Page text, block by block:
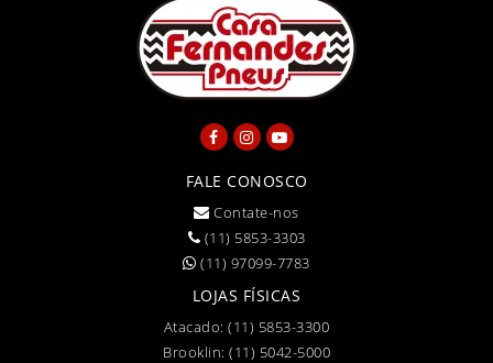
FALE CONOSCO
Contate-nos
(11) 5853-3303
(11) 97099-7783
LOJAS FÍSICAS
Atacado:(11) 5853-3300
Brooklin: (11) 5042-5000